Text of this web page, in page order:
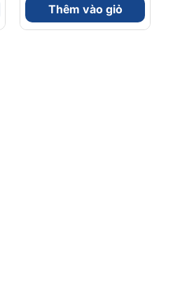
Magnesium
Bisglycinate 200mg
Thêm vào giỏ